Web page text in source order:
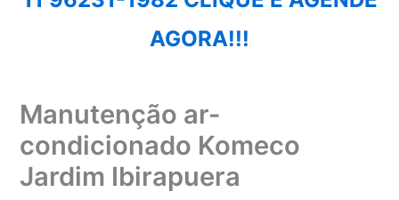
AGORA!!!
Manutenção ar-
condicionado Komeco
Jardim Ibirapuera